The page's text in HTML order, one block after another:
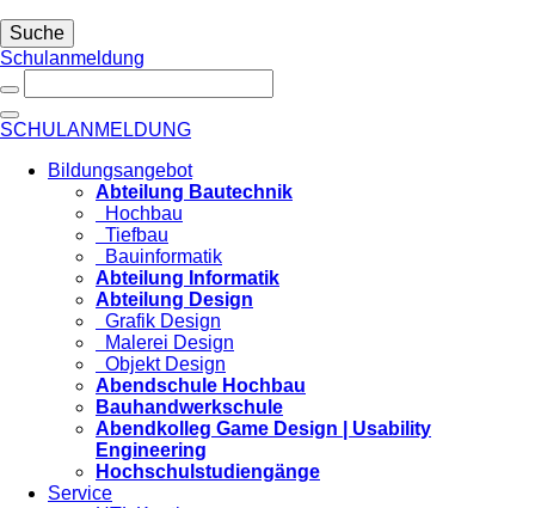
Suche
Schulanmeldung
SCHULANMELDUNG
Bildungsangebot
Abteilung Bautechnik
Hochbau
Tiefbau
Bauinformatik
Abteilung Informatik
Abteilung Design
Grafik Design
Malerei Design
Objekt Design
Abendschule Hochbau
Bauhandwerkschule
Abendkolleg Game Design | Usability
Engineering
Hochschulstudiengänge
Service